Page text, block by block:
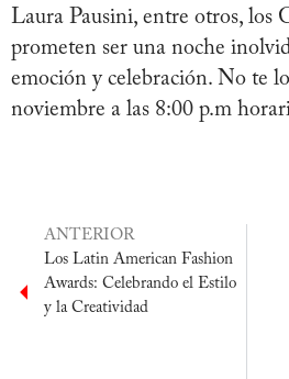
Laura Pausini, entre otros, los
prometen ser una noche
emoción y celebración. No te
noviembre a las 8:00 p.m
ANTERIOR
Los Latin American Fashion
Awards: Celebrando el Estilo
y la Creatividad